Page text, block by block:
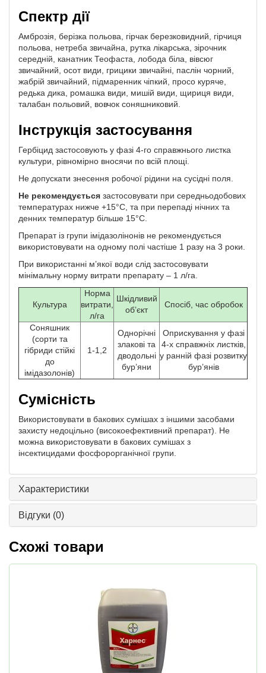
Спектр дії
Амброзія, берізка польова, гірчак березковидний, гірчиця
польова, нетреба звичайна, рутка лікарська, зірочник
середній, канатник Теофаста, лобода біла, вівсюг
звичайний, осот види, грицики звичайні, паслін чорний,
жабрій звичайний, підмаренник чіпкий, просо куряче,
редька дика, ромашка види, мишій види, щириця види,
талабан польовий, вовчок соняшниковий.
Інструкція застосування
Гербіцид застосовують у фазі 4-го справжнього листка
культури, рівномірно вносячи по всій площі.
Не допускати знесення робочої рідини на сусідні поля.
Не рекомендується застосовувати при середньодобових
температурах нижче +15°С, та при перепаді нічних та
денних температур більше 15°С.
Препарат із групи імідазолінонів не рекомендується
використовувати на одному полі частіше 1 разу на 3 роки.
При використанні м’якої води слід застосовувати
мінімальну норму витрати препарату – 1 л/га.
Культура
Норма
витрати,
л/га
Шкідливий
об’єкт
Спосіб, час обробок
Соняшник
(сорти та
гібриди стійкі
до
імідазолонів)
1-1,2
Однорічні
злакові та
дводольні
бур’яни
Оприскування у фазі
4-х справжніх листків,
у ранній фазі розвитку
бур’янів
Сумісність
Використовувати в бакових сумішах з іншими засобами
захисту недоцільно (високоефективний препарат). Не
можна використовувати в бакових сумішах з
інсектицидами фосфорорганічної групи.
Характеристики
Відгуки (0)
Схожі товари